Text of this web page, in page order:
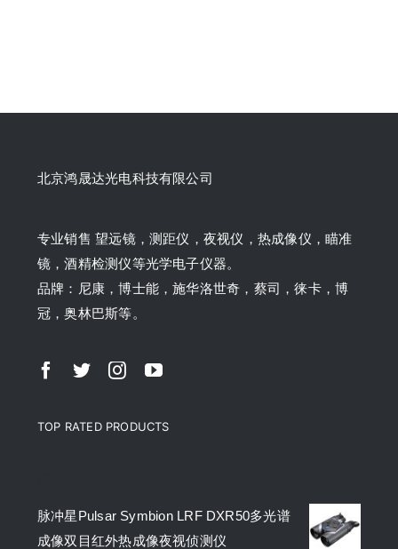
北京鸿晟达光电科技有限公司
专业销售 望远镜，测距仪，夜视仪，热成像仪，瞄准
镜，酒精检测仪等光学电子仪器。
品牌：尼康，博士能，施华洛世奇，蔡司，徕卡，博
冠，奥林巴斯等。
TOP RATED PRODUCTS
脉冲星Pulsar Symbion LRF DXR50多光谱
成像双目红外热成像夜视侦测仪